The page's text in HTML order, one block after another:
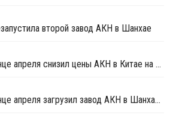
второй завод АКН в Шанхае
Shanghai Secco в конце апреля снизил цены АКН в Китае на CNY100 за тонну
Shanghai Secco в конце апреля загрузил завод АКН в Шанхае на уровне 50%